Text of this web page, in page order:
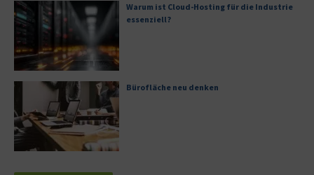
Warum ist Cloud-Hosting für die Industrie
essenziell?
Bürofläche neu denken